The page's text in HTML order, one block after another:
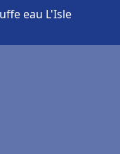
eau L'Isle